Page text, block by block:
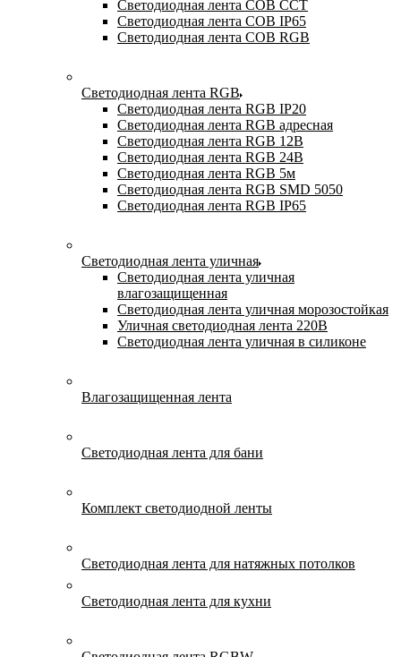
Светодиодная лента COB CCT
Светодиодная лента COB IP65
Светодиодная лента COB RGB
Светодиодная лента RGB
Светодиодная лента RGB IP20
Светодиодная лента RGB адресная
Светодиодная лента RGB 12В
Светодиодная лента RGB 24В
Светодиодная лента RGB 5м
Светодиодная лента RGB SMD 5050
Светодиодная лента RGB IP65
Светодиодная лента уличная
Светодиодная лента уличная
влагозащищенная
Светодиодная лента уличная морозостойкая
Уличная светодиодная лента 220В
Светодиодная лента уличная в силиконе
Влагозащищенная лента
Светодиодная лента для бани
Комплект светодиодной ленты
Светодиодная лента для натяжных потолков
Светодиодная лента для кухни